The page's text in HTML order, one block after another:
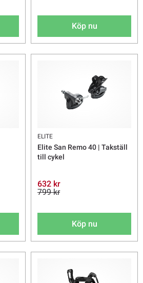
Köp nu
ELITE
Elite San Remo 40 | Takställ
till cykel
632 kr
799 kr
Köp nu